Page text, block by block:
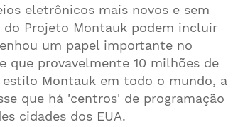
eletrônicos mais novos e sem
do Projeto Montauk podem incluir
um papel importante no
que provavelmente 10 milhões de
Montauk em todo o mundo, a
que há 'centros' de programação
cidades dos EUA.